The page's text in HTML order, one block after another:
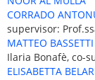
CORRADO
supervisor:
MATTEO
Ilaria Bonafè, co-
ELISABETTA